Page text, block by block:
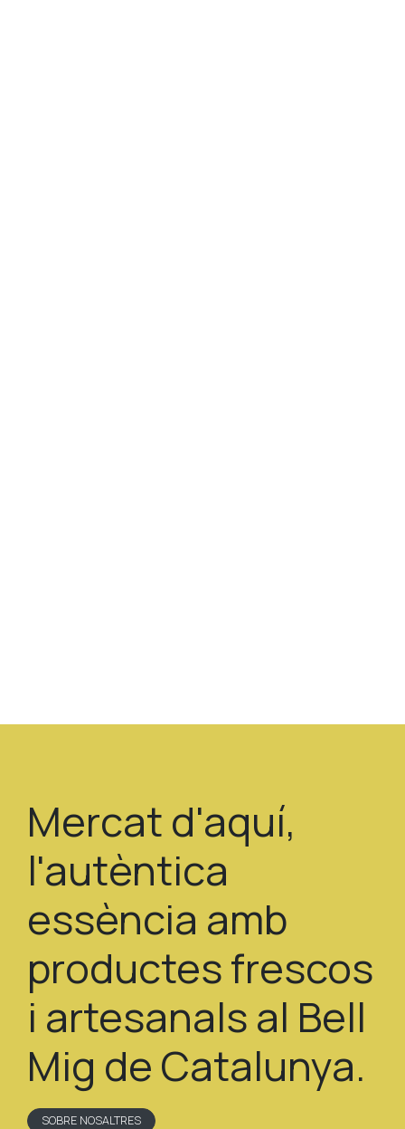
Mercat d'aquí,
l'autèntica
essència amb
productes frescos
i artesanals al Bell
Mig de Catalunya.
SOBRE NOSALTRES